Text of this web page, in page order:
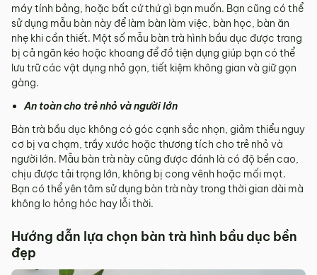
máy tính bảng, hoặc bất cứ thứ gì bạn muốn. Bạn cũng có thể
sử dụng mẫu bàn này để làm bàn làm việc, bàn học, bàn ăn
nhẹ khi cần thiết. Một số mẫu bàn trà hình bầu dục được trang
bị cả ngăn kéo hoặc khoang để đồ tiện dụng giúp bạn có thể
lưu trữ các vật dụng nhỏ gọn, tiết kiệm không gian và giữ gọn
gàng.
An toàn cho trẻ nhỏ và người lớn
Bàn trà bầu dục không có góc cạnh sắc nhọn, giảm thiểu nguy
cơ bị va chạm, trầy xước hoặc thương tích cho trẻ nhỏ và
người lớn. Mẫu bàn trà này cũng được đánh là có độ bền cao,
chịu được tải trọng lớn, không bị cong vênh hoặc mối mọt.
Bạn có thể yên tâm sử dụng bàn trà này trong thời gian dài mà
không lo hỏng hóc hay lỗi thời.
Hướng dẫn lựa chọn bàn trà hình bầu dục bền
đẹp